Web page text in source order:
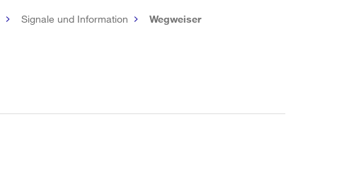
Signale und Information Wegweiser